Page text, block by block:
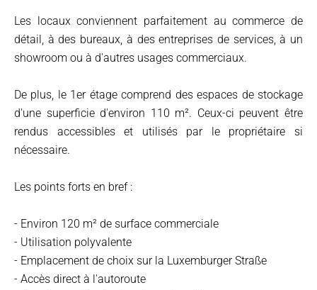
Les locaux conviennent parfaitement au commerce de
détail, à des bureaux, à des entreprises de services, à un
showroom ou à d'autres usages commerciaux.
De plus, le 1er étage comprend des espaces de stockage
d'une superficie d'environ 110 m². Ceux-ci peuvent être
rendus accessibles et utilisés par le propriétaire si
nécessaire.
Les points forts en bref :
- Environ 120 m² de surface commerciale
- Utilisation polyvalente
- Emplacement de choix sur la Luxemburger Straße
- Accès direct à l'autoroute